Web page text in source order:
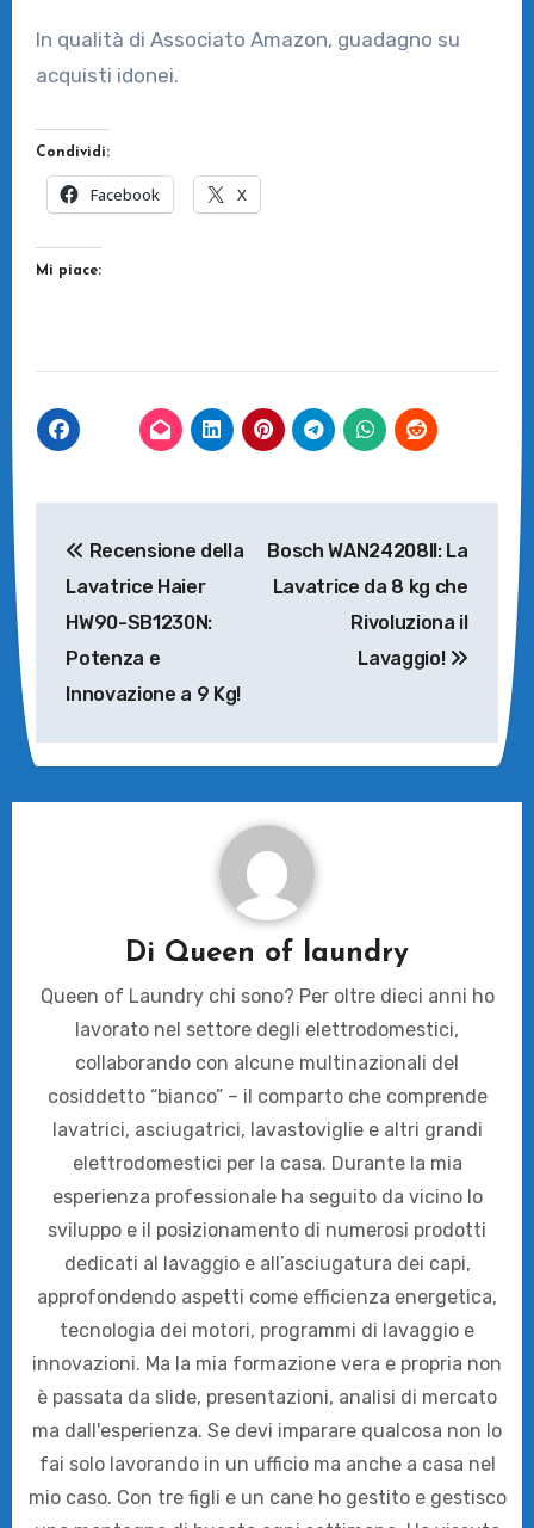
In qualità di Associato Amazon, guadagno su
acquisti idonei.
Condividi:
Facebook X
Mi piace:
articoli
Recensione della
Lavatrice Haier
HW90-SB1230N:
Potenza e
Innovazione a 9 Kg!
Bosch WAN24208II: La
Lavatrice da 8 kg che
Rivoluziona il
Lavaggio!
Di Queen of laundry
Queen of Laundry chi sono? Per oltre dieci anni ho
lavorato nel settore degli elettrodomestici,
collaborando con alcune multinazionali del
cosiddetto “bianco” – il comparto che comprende
lavatrici, asciugatrici, lavastoviglie e altri grandi
elettrodomestici per la casa. Durante la mia
esperienza professionale ha seguito da vicino lo
sviluppo e il posizionamento di numerosi prodotti
dedicati al lavaggio e all’asciugatura dei capi,
approfondendo aspetti come efficienza energetica,
tecnologia dei motori, programmi di lavaggio e
innovazioni. Ma la mia formazione vera e propria non
è passata da slide, presentazioni, analisi di mercato
ma dall'esperienza. Se devi imparare qualcosa non lo
fai solo lavorando in un ufficio ma anche a casa nel
mio caso. Con tre figli e un cane ho gestito e gestisco